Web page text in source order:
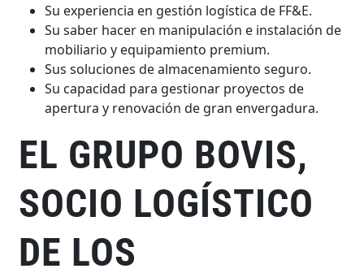
Su experiencia en gestión logística de FF&E.
Su saber hacer en manipulación e instalación de
mobiliario y equipamiento premium.
Sus soluciones de almacenamiento seguro.
Su capacidad para gestionar proyectos de
apertura y renovación de gran envergadura.
EL GRUPO BOVIS,
SOCIO LOGÍSTICO
DE LOS